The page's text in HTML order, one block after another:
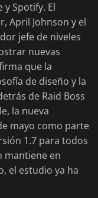
y Spotify. El
April Johnson y el
jefe de niveles
nuevas
que la
de diseño y la
de Raid Boss
la nueva
mayo como parte
1.7 para todos
mantiene en
el estudio ya ha